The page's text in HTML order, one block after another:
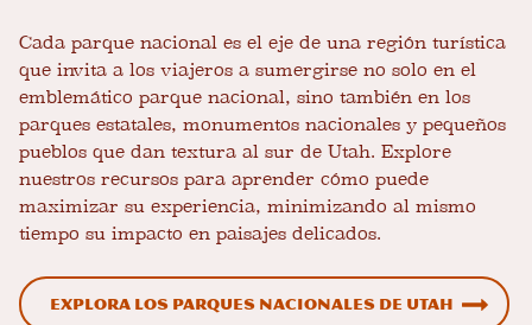
Cada parque nacional es el eje de una región turística
que invita a los viajeros a sumergirse no solo en el
emblemático parque nacional, sino también en los
parques estatales, monumentos nacionales y pequeños
pueblos que dan textura al sur de Utah. Explore
nuestros recursos para aprender cómo puede
maximizar su experiencia, minimizando al mismo
tiempo su impacto en paisajes delicados.
Explora los parques nacionales de Utah